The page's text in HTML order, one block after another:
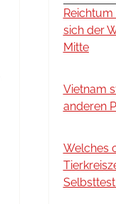
sich der
Mitte
Vietnam
anderen
Welches